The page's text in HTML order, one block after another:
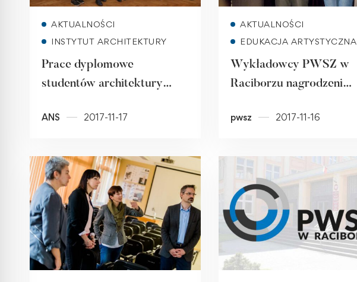
Read more
AKTUALNOŚCI
INSTYTUT ARCHITEKTURY
Prace dyplomowe
studentów architektury
województwie
ANS 2017-11-17
Read more
AKTUALNOŚCI
EDUKACJA ARTYSTYCZNA
Wykładowcy PWSZ w
Raciborzu nagrodzeni
Kultury
pwsz 2017-11-16